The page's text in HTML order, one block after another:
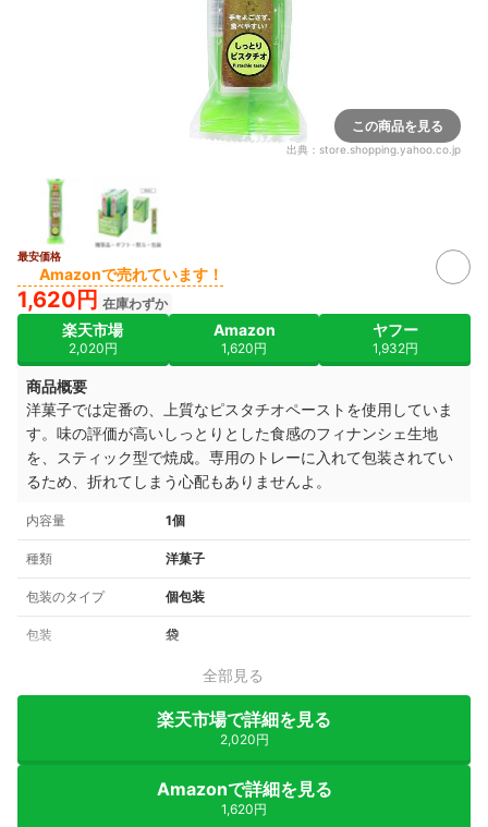
この商品を見る
出典： store.shopping.yahoo.co.jp
最安価格
Amazonで売れています！
1,620円 在庫わずか
楽天市場
2,020円
Amazon
1,620円
ヤフー
1,932円
商品概要
洋菓子では定番の、上質なピスタチオペーストを使用していま
す。味の評価が高いしっとりとした食感のフィナンシェ生地
を、スティック型で焼成。専用のトレーに入れて包装されてい
るため、折れてしまう心配もありませんよ。
内容量 1個
種類 洋菓子
包装のタイプ 個包装
包装 袋
全部見る
楽天市場で詳細を見る
2,020円
Amazonで詳細を見る
1,620円